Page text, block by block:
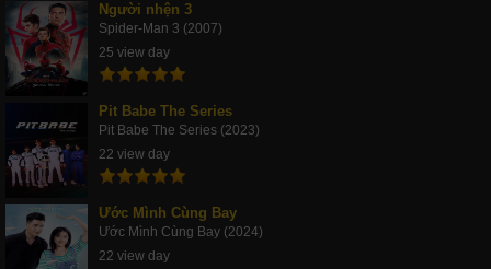
Người nhện 3
Spider-Man 3 (2007)
25 view day
Pit Babe The Series
Pit Babe The Series (2023)
22 view day
Ước Mình Cùng Bay
Ước Mình Cùng Bay (2024)
22 view day